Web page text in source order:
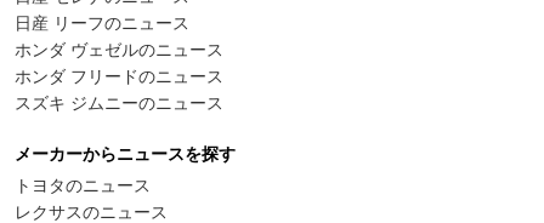
日産 リーフのニュース
ホンダ ヴェゼルのニュース
ホンダ フリードのニュース
スズキ ジムニーのニュース
メーカーからニュースを探す
トヨタのニュース
レクサスのニュース